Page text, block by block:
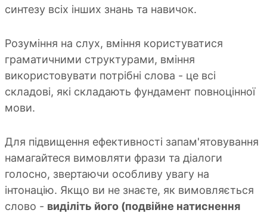
синтезу всіх інших знань та навичок.
Розуміння на слух, вміння користуватися
граматичними структурами, вміння
використовувати потрібні слова - це всі
складові, які складають фундамент повноцінної
мови.
Для підвищення ефективності запам'ятовування
намагайтеся вимовляти фрази та діалоги
голосно, звертаючи особливу увагу на
інтонацію. Якщо ви не знаєте, як вимовляється
слово - виділіть його (подвійне натиснення